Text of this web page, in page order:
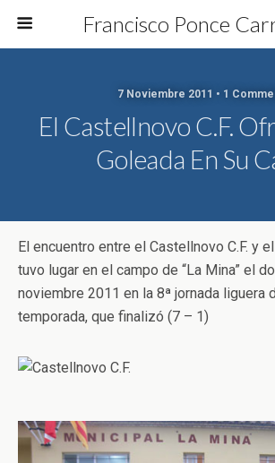
Francisco Ponce
7 Noviembre 2011 • 1
El Castellnovo C.F.
Goleada En Su
El encuentro entre el Castellnovo C.F. y
tuvo lugar en el campo de “La Mina” el
noviembre 2011 en la 8ª jornada liguera
temporada, que finalizó (7 – 1)